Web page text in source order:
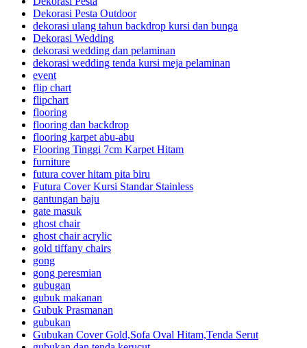
Dekorasi Pesta Outdoor
dekorasi ulang tahun backdrop kursi dan bunga
Dekorasi Wedding
dekorasi wedding dan pelaminan
dekorasi wedding tenda kursi meja pelaminan
event
flip chart
flipchart
flooring
flooring dan backdrop
flooring karpet abu-abu
Flooring Tinggi 7cm Karpet Hitam
furniture
futura cover hitam pita biru
Futura Cover Kursi Standar Stainless
gantungan baju
gate masuk
ghost chair
ghost chair acrylic
gold tiffany chairs
gong
gong peresmian
gubugan
gubuk makanan
Gubuk Prasmanan
gubukan
Gubukan Cover Gold,Sofa Oval Hitam,Tenda Serut